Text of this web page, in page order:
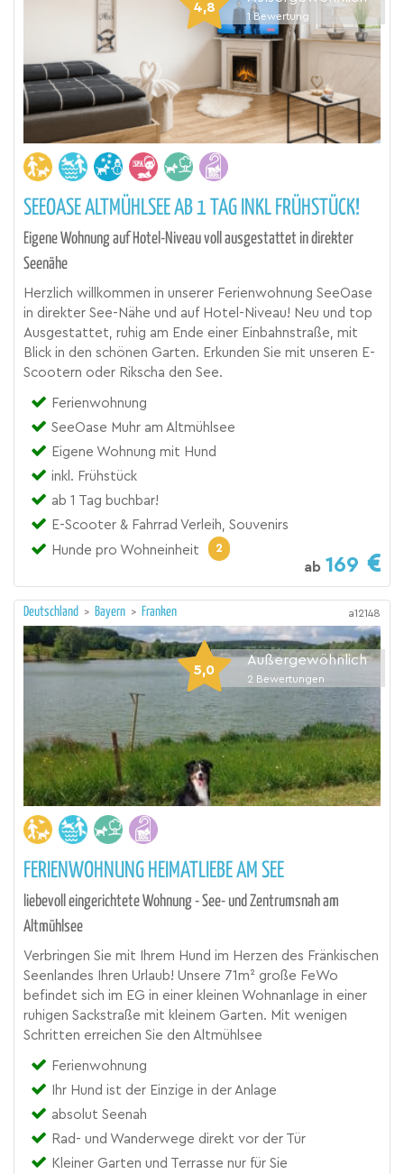
4,8
1 Bewertung
SEEOASE ALTMÜHLSEE AB 1 TAG INKL FRÜHSTÜCK!
Eigene Wohnung auf Hotel-Niveau voll ausgestattet in direkter
Seenähe
Herzlich willkommen in unserer Ferienwohnung SeeOase
in direkter See-Nähe und auf Hotel-Niveau! Neu und top
Ausgestattet, ruhig am Ende einer Einbahnstraße, mit
Blick in den schönen Garten. Erkunden Sie mit unseren E-
Scootern oder Rikscha den See.
Ferienwohnung
SeeOase Muhr am Altmühlsee
Eigene Wohnung mit Hund
inkl. Frühstück
ab 1 Tag buchbar!
E-Scooter & Fahrrad Verleih, Souvenirs
Hunde pro Wohneinheit
2
ab 169
Deutschland > Bayern > Franken a12148
5,0
Außergewöhnlich
2 Bewertungen
FERIENWOHNUNG HEIMATLIEBE AM SEE
liebevoll eingerichtete Wohnung - See- und Zentrumsnah am
Altmühlsee
Verbringen Sie mit Ihrem Hund im Herzen des Fränkischen
Seenlandes Ihren Urlaub! Unsere 71m² große FeWo
befindet sich im EG in einer kleinen Wohnanlage in einer
ruhigen Sackstraße mit kleinem Garten. Mit wenigen
Schritten erreichen Sie den Altmühlsee
Ferienwohnung
Ihr Hund ist der Einzige in der Anlage
absolut Seenah
Rad- und Wanderwege direkt vor der Tür
Kleiner Garten und Terrasse nur für Sie